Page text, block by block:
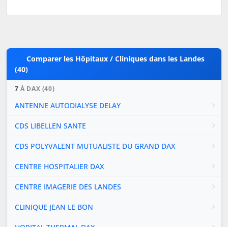
Comparer les Hôpitaux / Cliniques dans les Landes
(40)
7 À DAX (40)
ANTENNE AUTODIALYSE DELAY
CDS LIBELLEN SANTE
CDS POLYVALENT MUTUALISTE DU GRAND DAX
CENTRE HOSPITALIER DAX
CENTRE IMAGERIE DES LANDES
CLINIQUE JEAN LE BON